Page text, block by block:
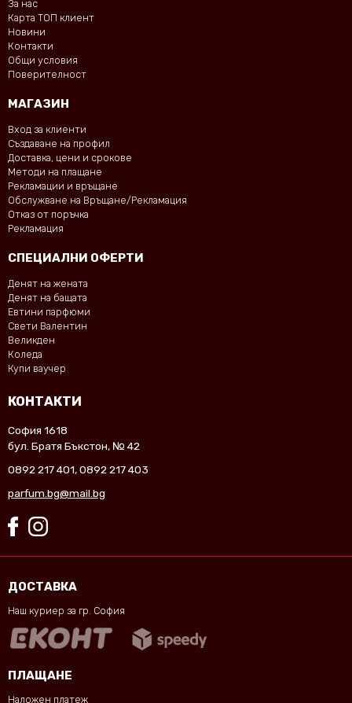
За нас
Карта ТОП клиент
Новини
Контакти
Общи условия
Поверителност
МАГАЗИН
Вход за клиенти
Създаване на профил
Доставка, цени и срокове
Методи на плащане
Рекламации и връщане
Обслужване на Връщане/Рекламация
Отказ от поръчка
Рекламация
СПЕЦИАЛНИ ОФЕРТИ
Денят на жената
Денят на бащата
Евтини парфюми
Свети Валентин
Великден
Коледа
Купи ваучер
КОНТАКТИ
София 1618
бул. Братя Бъкстон, № 42
0892 217 401,0892 217 403
parfum.bg@mail.bg
ДОСТАВКА
Наш куриер за гр. София
ПЛАЩАНЕ
Наложен платеж